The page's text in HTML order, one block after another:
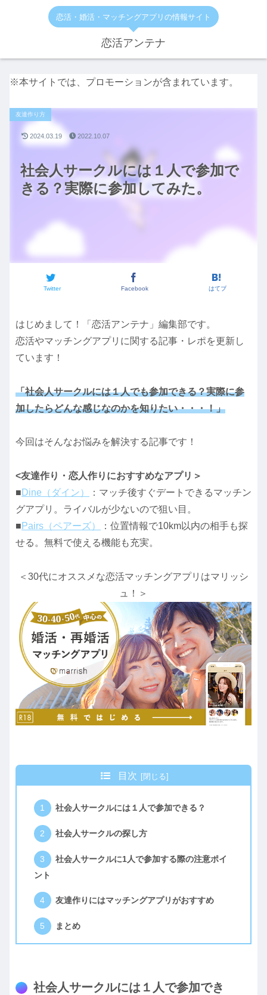
恋活・婚活・マッチングアプリの情報サイト
恋活アンテナ
※本サイトでは、プロモーションが含まれています。
社会人サークルには１人で参加で
きる？実際に参加してみた。
友達作り方
Twitter Facebook はてブ
2024.03.19 2022.10.07
はじめまして！「恋活アンテナ」編集部です。
恋活やマッチングアプリに関する記事・レポを更新し
ています！
「社会人サークルには１人でも参加できる？実際に参
加したらどんな感じなのかを知りたい・・・！」
今回はそんなお悩みを解決する記事です！
<友達作り・恋人作りにおすすめなアプリ＞
■ Dine（ダイン）
：マッチ後すぐデートできるマッチン
グアプリ。ライバルが少ないので狙い目。
■ Pairs（ペアーズ）
：位置情報で10km以内の相手も探
せる。無料で使える機能も充実。
＜30代にオススメな恋活マッチングアプリはマリッシ
ュ！＞
目次
社会人サークルには１人で参加できる？
社会人サークルの探し方
社会人サークルに1人で参加する際の注意ポイ
ント
友達作りにはマッチングアプリがおすすめ
まとめ
社会人サークルには１人で参加でき